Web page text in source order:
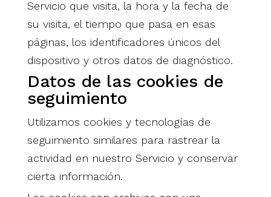
Servicio que visita, la hora y la fecha de
su visita, el tiempo que pasa en esas
páginas, los identificadores únicos del
dispositivo y otros datos de diagnóstico.
Datos de las cookies de
seguimiento
Utilizamos cookies y tecnologías de
seguimiento similares para rastrear la
actividad en nuestro Servicio y conservar
cierta información.